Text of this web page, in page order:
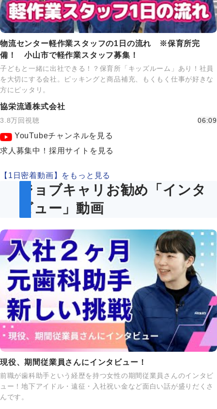
物流センター軽作業スタッフの1日の流れ ※保育所完
備！ 小山市で軽作業スタッフ募集！
子どもと一緒に出社できる！？保育所「キッズルーム」あり！社員
を大切にする会社。ピッキングと商品補充、もくもく仕事が好きな
方にピッタリ。
協栄流通株式会社
3.8万回視聴 06:09
YouTubeチャンネルを見る
求人募集中！採用サイトを見る
【1日密着動画】をもっと見る
ジョブキャリお勧め「インタ
ビュー」動画
現役、期間従業員さんにインタビュー！
前職が歯科助手という経歴を持つ女性の期間従業員さんのインタビ
ュー！地下アイドル・遠征・入社祝い金など面白い話が盛りだくさ
んです。